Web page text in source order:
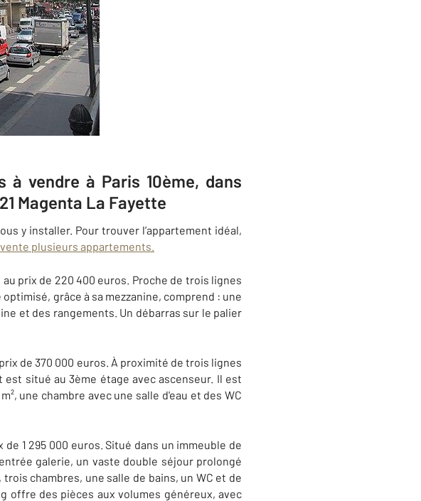
vendre à Paris 10ème, dans
Magenta La Fayette
y installer. Pour trouver l’appartement idéal,
vente plusieurs appartements.
prix de 220 400 euros. Proche de trois lignes
optimisé, grâce à sa mezzanine, comprend : une
et des rangements. Un débarras sur le palier
de 370 000 euros. À proximité de trois lignes
situé au 3ème étage avec ascenseur. Il est
une chambre avec une salle d'eau et des WC
1 295 000 euros. Situé dans un immeuble de
ntrée galerie, un vaste double séjour prolongé
chambres, une salle de bains, un WC et de
offre des pièces aux volumes généreux, avec